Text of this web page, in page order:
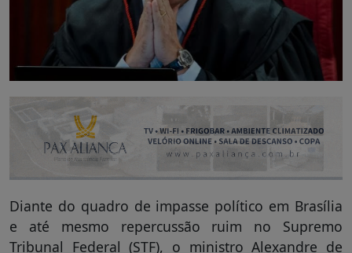
Diante do quadro de impasse político em Brasília
e até mesmo repercussão ruim no Supremo
Tribunal Federal (STF), o ministro Alexandre de